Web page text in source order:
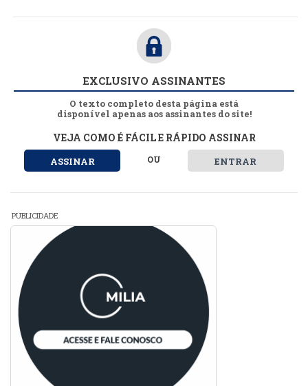
EXCLUSIVO ASSINANTES
O texto completo desta página está
disponível apenas aos assinantes do site!
VEJA COMO É FÁCIL E RÁPIDO ASSINAR
ASSINAR OU ENTRAR
PUBLICIDADE